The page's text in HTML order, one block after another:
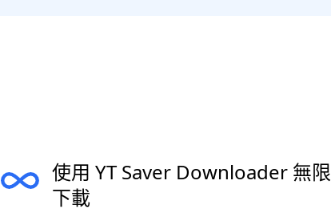
使用 YT Saver Downloader 無限
下載